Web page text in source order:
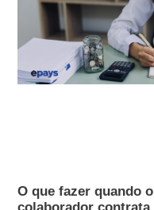
O que fazer quando o
colaborador contrata